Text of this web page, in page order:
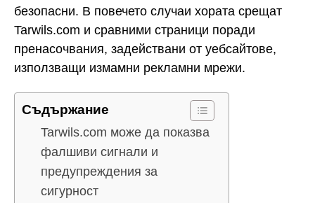
безопасни. В повечето случаи хората срещат
Tarwils.com и сравними страници поради
пренасочвания, задействани от уебсайтове,
използващи измамни рекламни мрежи.
Съдържание
Tarwils.com може да показва
фалшиви сигнали и
предупреждения за
сигурност